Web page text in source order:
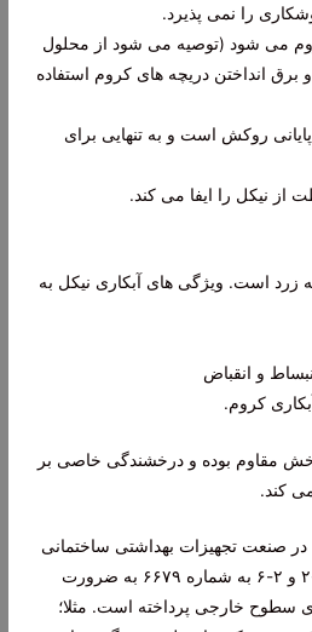
را نمی پذیرد.
می شود (توصیه می شود از محلول
انداختن دریچه های کروم استفاده
روکش است و به تنهایی برای
از نیکل را ایفا می کند.
زرد است. ویژگی های آبکاری نیکل به
و انقباض
کروم.
مقاوم بوده و درخشندگی خاصی بر
کند.
در صنعت تجهیزات بهداشتی ساختمانی
برای انواع شیرآلات، دو بند ۲-۲ و ۲-۶ به شماره ۶۶۷۹ به ضرورت
سطوح خارجی پرداخته است. مثلا؛